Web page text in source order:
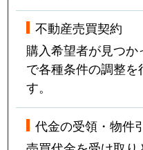
不動産売買契約
購入希望者が見つ
で各種条件の調整を
す。
代金の受領・物件